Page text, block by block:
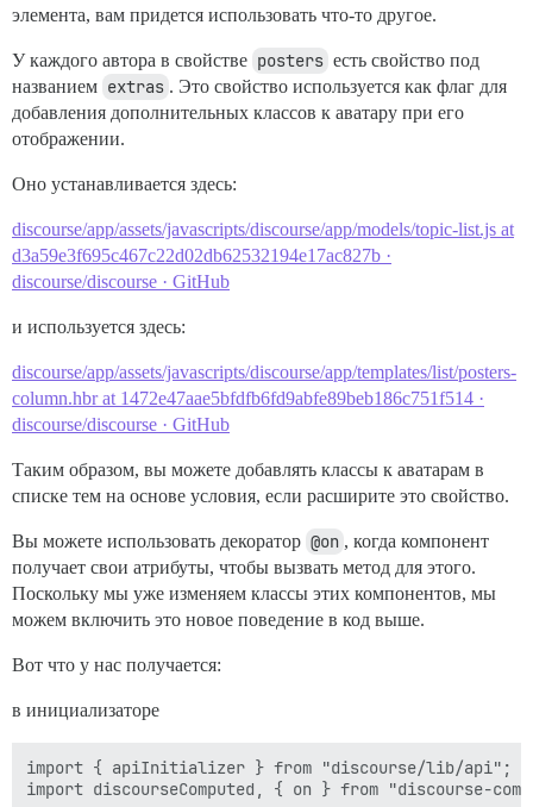
элемента, вам придется использовать что-то другое.
У каждого автора в свойстве posters есть свойство под
названием extras . Это свойство используется как флаг для
добавления дополнительных классов к аватару при его
отображении.
Оно устанавливается здесь:
discourse/app/assets/javascripts/discourse/app/models/topic-list.js at
d3a59e3f695c467c22d02db62532194e17ac827b ·
discourse/discourse · GitHub
и используется здесь:
discourse/app/assets/javascripts/discourse/app/templates/list/posters-
column.hbr at 1472e47aae5bfdfb6fd9abfe89beb186c751f514 ·
discourse/discourse · GitHub
Таким образом, вы можете добавлять классы к аватарам в
списке тем на основе условия, если расширите это свойство.
Вы можете использовать декоратор @on , когда компонент
получает свои атрибуты, чтобы вызвать метод для этого.
Поскольку мы уже изменяем классы этих компонентов, мы
можем включить это новое поведение в код выше.
Вот что у нас получается:
в инициализаторе
import { apiInitializer } from "discourse/lib/api";
import discourseComputed, { on } from "discourse-